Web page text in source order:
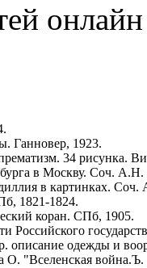
онлайн
Ганновер, 1923.
34 рисунка.
в Москву. Соч.
в картинках.
1821-1824.
коран. СПб, 1905.
Российского
описание одежды и
О. "Вселенская